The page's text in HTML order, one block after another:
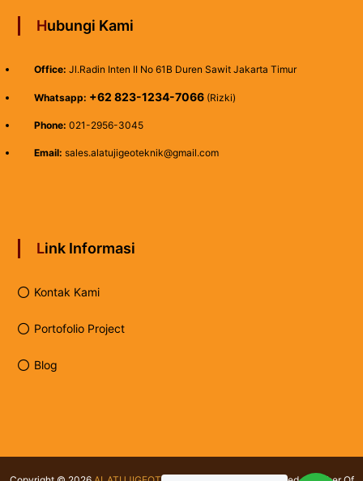
Hubungi Kami
Office: Jl.Radin Inten II No 61B Duren Sawit Jakarta Timur
Whatsapp: +62 823-1234-7066(Rizki)
Phone: 021-2956-3045
Email: sales.alatujigeoteknik@gmail.com
Link Informasi
Kontak Kami
Portofolio Project
Blog